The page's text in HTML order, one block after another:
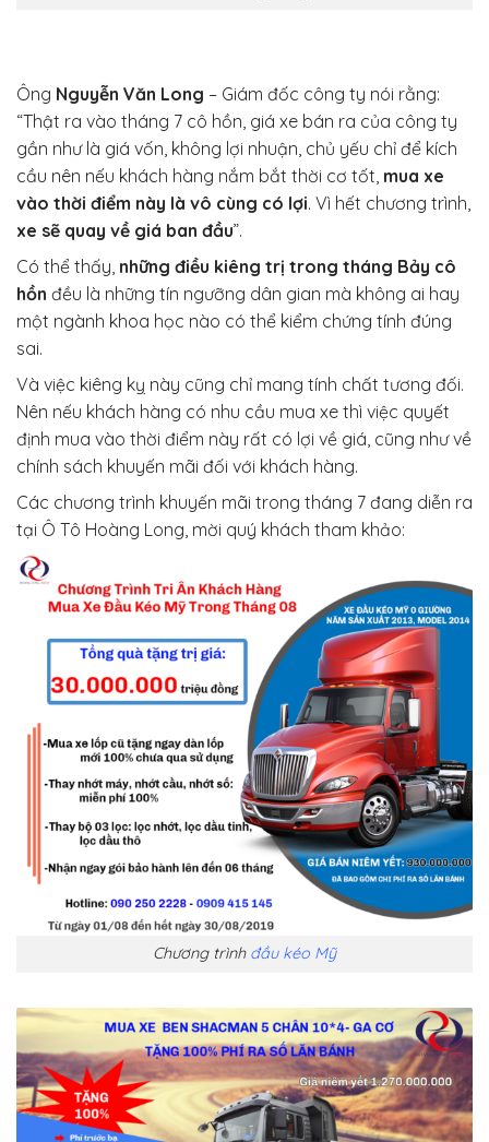
Ông Nguyễn Văn Long – Giám đốc công ty nói rằng:
“Thật ra vào tháng 7 cô hồn, giá xe bán ra của công ty
gần như là giá vốn, không lợi nhuận, chủ yếu chỉ để kích
cầu nên nếu khách hàng nắm bắt thời cơ tốt, mua xe
vào thời điểm này là vô cùng có lợi. Vì hết chương trình,
xe sẽ quay về giá ban đầu”.
Có thể thấy, những điều kiêng trị trong tháng Bảy cô
hồn đều là những tín ngưỡng dân gian mà không ai hay
một ngành khoa học nào có thể kiểm chứng tính đúng
sai.
Và việc kiêng kỵ này cũng chỉ mang tính chất tương đối.
Nên nếu khách hàng có nhu cầu mua xe thì việc quyết
định mua vào thời điểm này rất có lợi về giá, cũng như về
chính sách khuyến mãi đối với khách hàng.
Các chương trình khuyến mãi trong tháng 7 đang diễn ra
tại Ô Tô Hoàng Long, mời quý khách tham khảo:
Chương trình đầu kéo Mỹ